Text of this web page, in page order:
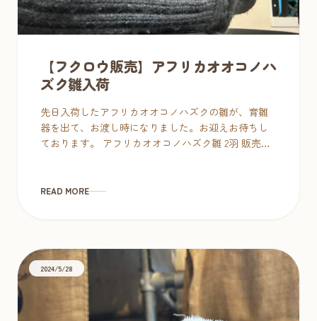
【フクロウ販売】アフリカオオコノハ
ズク雛入荷
先日入荷したアフリカオオコノハズクの雛が、育雛
器を出て、お渡し時になりました。お迎えお待ちし
ております。 アフリカオオコノハズク雛 2羽 販売価
READ MORE
2024/5/28